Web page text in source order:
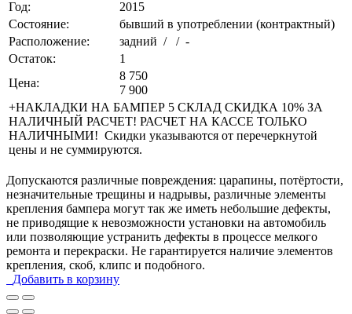
Год:
2015
Состояние:
бывший в употреблении (контрактный)
Расположение:
задний / / -
Остаток:
1
Цена:
8 750
7 900
+НАКЛАДКИ НА БАМПЕР 5 СКЛАД СКИДКА 10% ЗА
НАЛИЧНЫЙ РАСЧЕТ! РАСЧЕТ НА КАССЕ ТОЛЬКО
НАЛИЧНЫМИ! Скидки указываются от перечеркнутой
цены и не суммируются.
Допускаются различные повреждения: царапины, потёртости,
незначительные трещины и надрывы, различные элементы
крепления бампера могут так же иметь небольшие дефекты,
не приводящие к невозможности установки на автомобиль
или позволяющие устранить дефекты в процессе мелкого
ремонта и перекраски. Не гарантируется наличие элементов
крепления, скоб, клипс и подобного.
Добавить в корзину